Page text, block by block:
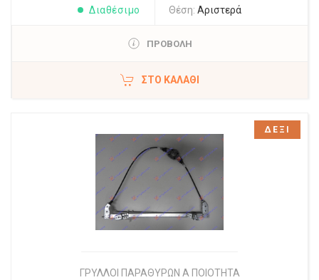
Διαθέσιμο Θέση: Αριστερά
ΠΡΟΒΟΛΗ
ΣΤΟ ΚΑΛΆΘΙ
ΓΡΥΛΛΟΙ ΠΑΡΑΘΥΡΩΝ Α ΠΟΙΟΤΗΤΑ
ΔΕΞΙ